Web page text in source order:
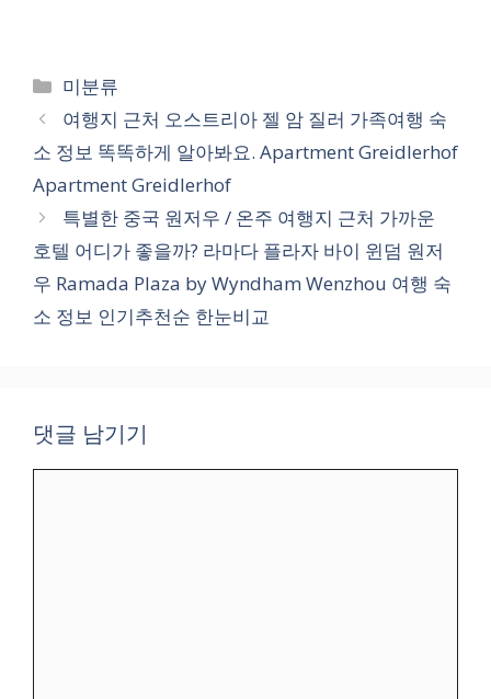
카
테
고
리
미분류
여행지 근처 오스트리아 젤 암 질러 가족여행 숙
소 정보 똑똑하게 알아봐요. Apartment Greidlerhof
Apartment Greidlerhof
특별한 중국 원저우 / 온주 여행지 근처 가까운
호텔 어디가 좋을까? 라마다 플라자 바이 윈덤 원저
우 Ramada Plaza by Wyndham Wenzhou 여행 숙
소 정보 인기추천순 한눈비교
댓글 남기기